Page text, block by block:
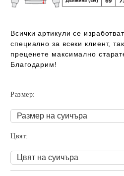
Всички артикули се
специално за всеки клиент,
преценете максимално
Благодарим!
Размер:
Цвят: